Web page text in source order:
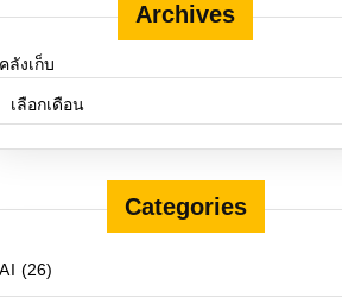
Archives
คลังเก็บ
Categories
AI (26)